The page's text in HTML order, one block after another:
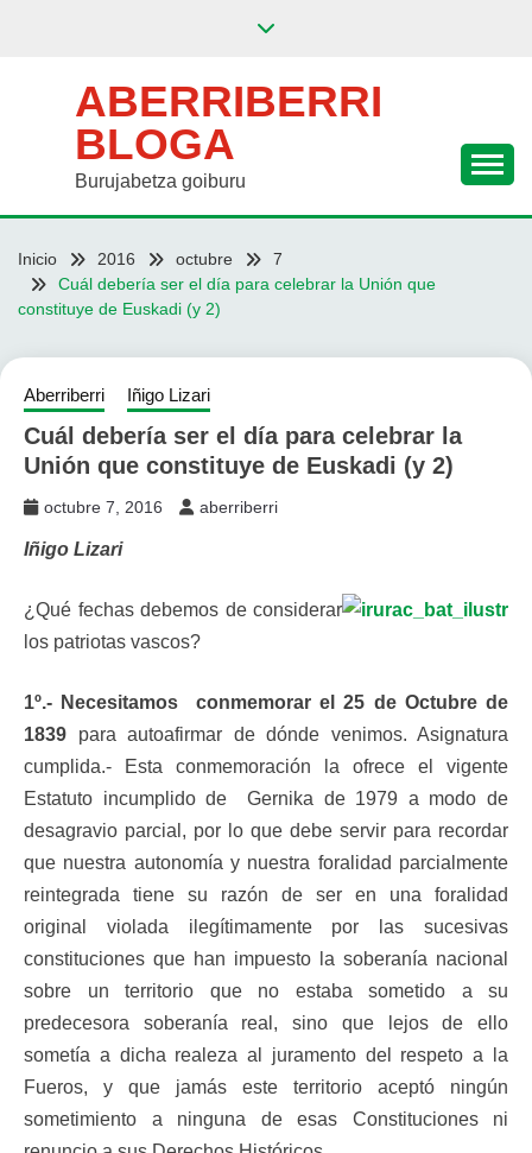
ABERRIBERRI
BLOGA
Burujabetza goiburu
Inicio 2016 octubre
7
Cuál debería ser el día para celebrar la Unión que
constituye de Euskadi (y 2)
Aberriberri Iñigo Lizari
Cuál debería ser el día para celebrar la
Unión que constituye de Euskadi (y 2)
octubre 7, 2016 aberriberri
Iñigo Lizari
¿Qué fechas debemos de considerar
los patriotas vascos?
1º.- Necesitamos conmemorar el 25 de Octubre de
1839 para autoafirmar de dónde venimos. Asignatura
cumplida.- Esta conmemoración la ofrece el vigente
Estatuto incumplido de Gernika de 1979 a modo de
desagravio parcial, por lo que debe servir para recordar
que nuestra autonomía y nuestra foralidad parcialmente
reintegrada tiene su razón de ser en una foralidad
original violada ilegítimamente por las sucesivas
constituciones que han impuesto la soberanía nacional
sobre un territorio que no estaba sometido a su
predecesora soberanía real, sino que lejos de ello
sometía a dicha realeza al juramento del respeto a la
Fueros, y que jamás este territorio aceptó ningún
sometimiento a ninguna de esas Constituciones ni